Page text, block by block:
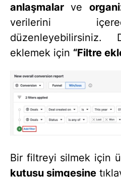
anlaşmalar ve
verilerini
eklemek için “Filtre
Bir filtreyi silmek için
kutusu simgesine